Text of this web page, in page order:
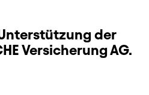
der
Versicherung AG.